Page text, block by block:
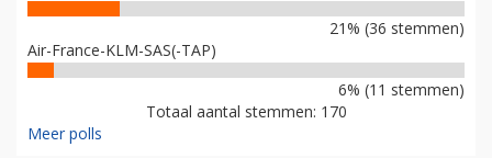
21% (36 stemmen)
Air-France-KLM-SAS(-TAP)
6% (11 stemmen)
Totaal aantal stemmen: 170
Meer polls